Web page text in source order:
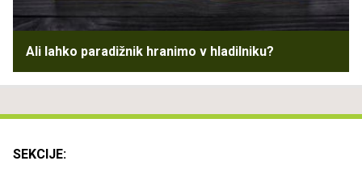
Ali lahko paradižnik hranimo v hladilniku?
SEKCIJE: